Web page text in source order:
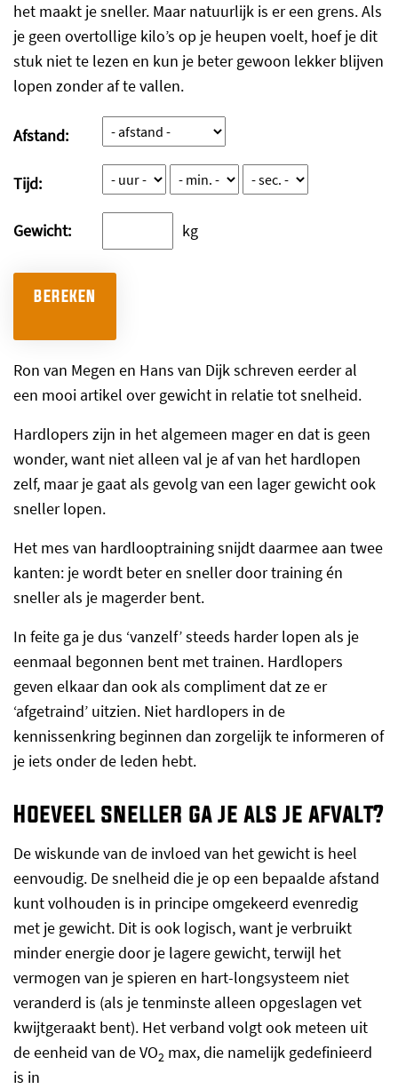
het maakt je sneller. Maar natuurlijk is er een grens. Als
je geen overtollige kilo’s op je heupen voelt, hoef je dit
stuk niet te lezen en kun je beter gewoon lekker blijven
lopen zonder af te vallen.
Afstand:
Tijd:
Gewicht: kg
BEREKEN
Ron van Megen en Hans van Dijk schreven eerder al
een mooi artikel over gewicht in relatie tot snelheid.
Hardlopers zijn in het algemeen mager en dat is geen
wonder, want niet alleen val je af van het hardlopen
zelf, maar je gaat als gevolg van een lager gewicht ook
sneller lopen.
Het mes van hardlooptraining snijdt daarmee aan twee
kanten: je wordt beter en sneller door training én
sneller als je magerder bent.
In feite ga je dus ‘vanzelf’ steeds harder lopen als je
eenmaal begonnen bent met trainen. Hardlopers
geven elkaar dan ook als compliment dat ze er
‘afgetraind’ uitzien. Niet hardlopers in de
kennissenkring beginnen dan zorgelijk te informeren of
je iets onder de leden hebt.
Hoeveel sneller ga je als je afvalt?
De wiskunde van de invloed van het gewicht is heel
eenvoudig. De snelheid die je op een bepaalde afstand
kunt volhouden is in principe omgekeerd evenredig
met je gewicht. Dit is ook logisch, want je verbruikt
minder energie door je lagere gewicht, terwijl het
vermogen van je spieren en hart-longsysteem niet
veranderd is (als je tenminste alleen opgeslagen vet
kwijtgeraakt bent). Het verband volgt ook meteen uit
de eenheid van de VO2 max, die namelijk gedefinieerd
is in